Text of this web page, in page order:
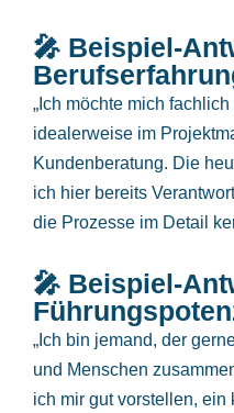
🎤 Beispiel-
„Ich möchte mich
idealerweise im
Kundenberatung. Die
ich hier bereits
die Prozesse im Detail
🎤 Beispiel-
„Ich bin jemand, der
und Menschen
ich mir gut vorstellen, ein